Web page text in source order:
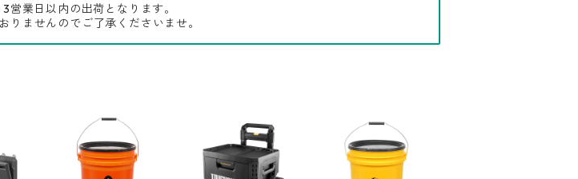
営業日以内の出荷となります。
りませんのでご了承くださいませ。